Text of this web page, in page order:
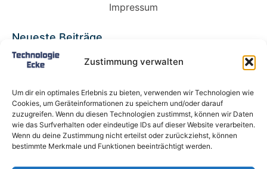
Zustimmung verwalten
Um dir ein optimales Erlebnis zu bieten, verwenden wir Technologien wie
Cookies, um Geräteinformationen zu speichern und/oder darauf
zuzugreifen. Wenn du diesen Technologien zustimmst, können wir Daten
wie das Surfverhalten oder eindeutige IDs auf dieser Website verarbeiten.
Wenn du deine Zustimmung nicht erteilst oder zurückziehst, können
bestimmte Merkmale und Funktionen beeinträchtigt werden.
Impressum
Neueste Beiträge
Babybett 90×200: Die perfekte Lösung für
wachsende Kinder und kleine Räume
Deutschland endlich ein Recht auf Kühlung
braucht
Schneckentempo: Die langsamsten Autos der
Welt